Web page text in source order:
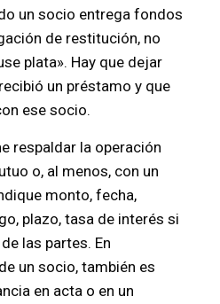
un socio entrega fondos
de restitución, no
plata». Hay que dejar
un préstamo y que
ese socio.
respaldar la operación
o, al menos, con un
monto, fecha,
plazo, tasa de interés si
las partes. En
un socio, también es
en acta o en un